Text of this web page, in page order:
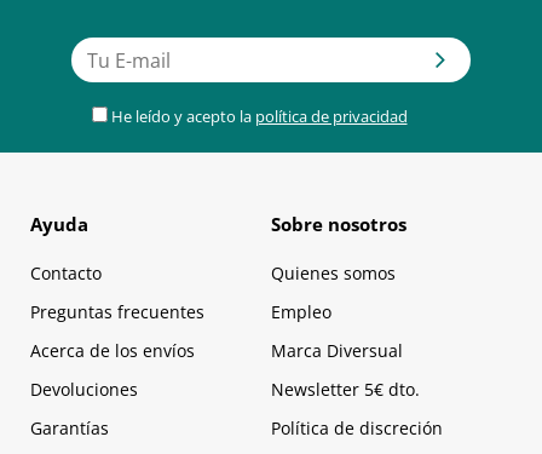
He leído y acepto la política de privacidad
Ayuda
Contacto
Preguntas frecuentes
Acerca de los envíos
Devoluciones
Garantías
Sobre nosotros
Quienes somos
Empleo
Marca Diversual
Newsletter 5€ dto.
Política de discreción